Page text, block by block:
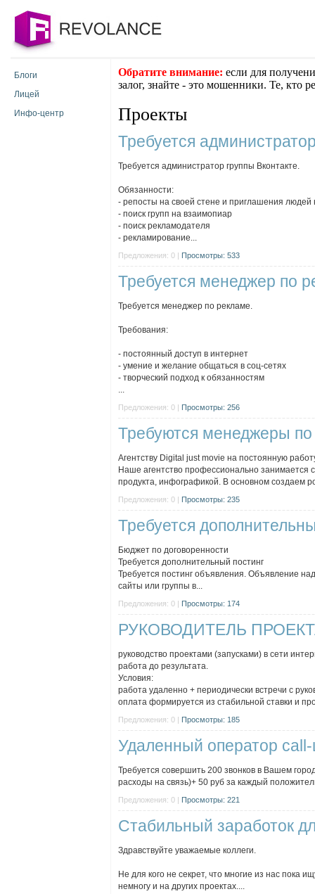
Блоги
Лицей
Инфо-центр
Обратите внимание: если для
залог, знайте - это мошенники. Те, кто
Проекты
Требуется
Требуется администратор группы Вконтакте.
Обязанности:
- репосты на своей стене и приглашения людей
- поиск групп на взаимопиар
- поиск рекламодателя
- рекламирование...
Предложения: 0 | Просмотры: 533
Требуется менеджер по
Требуется менеджер по рекламе.
Требования:
- постоянный доступ в интернет
- умение и желание общаться в соц-сетях
- творческий подход к обязанностям
...
Предложения: 0 | Просмотры: 256
Требуются менеджеры
Агентству Digital just movie на постоянную
Наше агентство профессионально занимается
продукта, инфографикой. В основном создаем
Предложения: 0 | Просмотры: 235
Требуется
Бюджет по договоренности
Требуется дополнительный постинг
Требуется постинг объявления. Объявление
сайты или группы в...
Предложения: 0 | Просмотры: 174
РУКОВОДИТЕЛЬ
руководство проектами (запусками) в сети
работа до результата.
Условия:
работа удаленно + периодически встречи с
оплата формируется из стабильной ставки и
Предложения: 0 | Просмотры: 185
Удаленный оператор
Требуется совершить 200 звонков в Вашем
расходы на связь)+ 50 руб за каждый
Предложения: 0 | Просмотры: 221
Стабильный заработок
Здравствуйте уважаемые коллеги.
Не для кого не секрет, что многие из нас пока
немногу и на других проектах....